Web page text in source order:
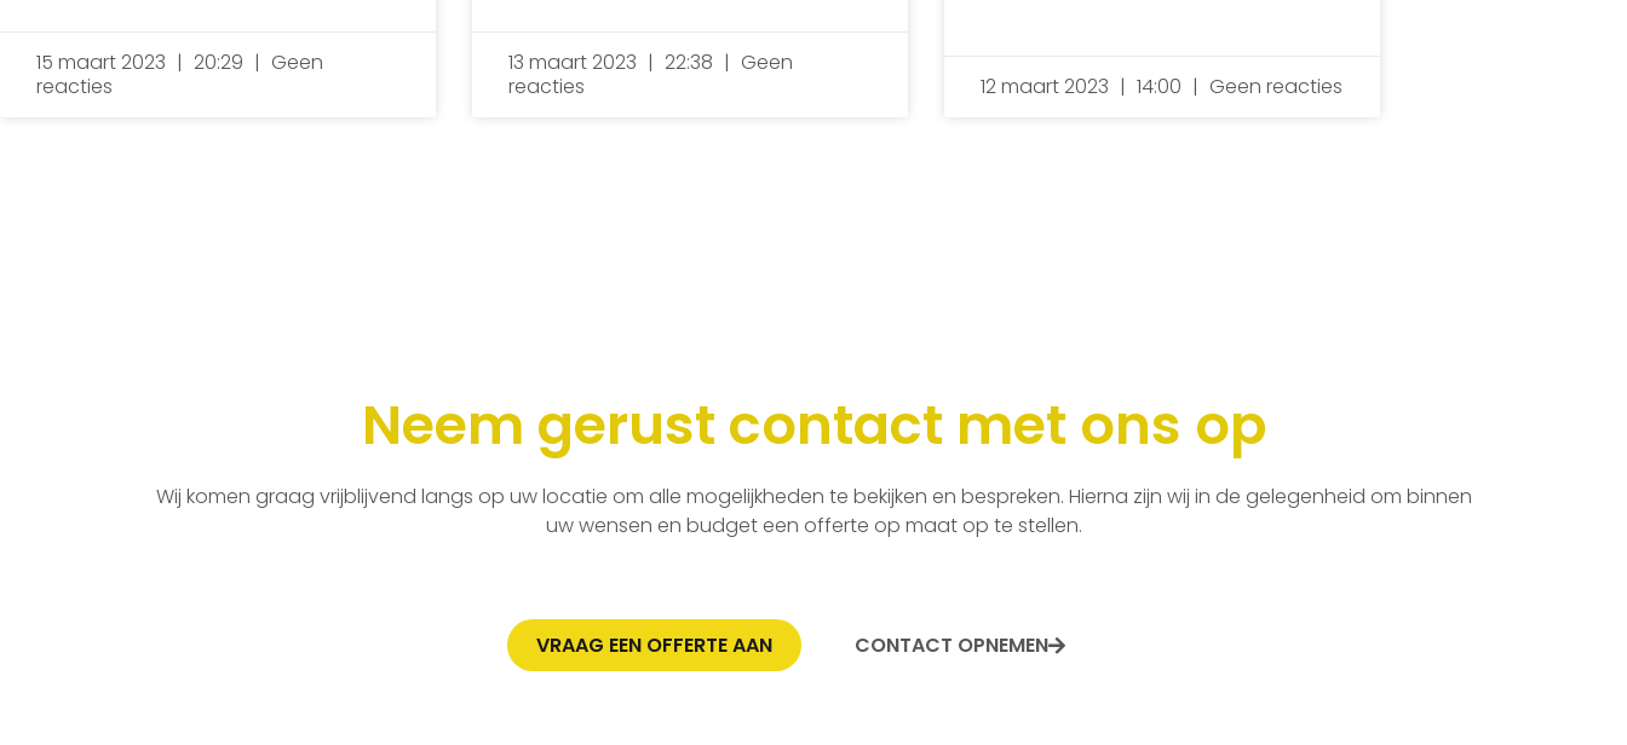
15 maart 2023 20:29
Geen
reacties
13 maart 2023 22:38
Geen
reacties
12 maart 2023 14:00 Geen reacties
Neem gerust contact met ons op
Wij komen graag vrijblijvend langs op uw locatie om alle mogelijkheden te bekijken en bespreken. Hierna zijn wij in de gelegenheid om binnen
uw wensen en budget een offerte op maat op te stellen.
VRAAG EEN OFFERTE AAN CONTACT OPNEMEN